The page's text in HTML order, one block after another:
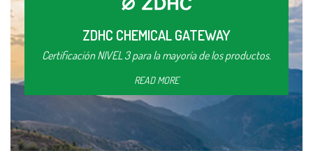
ZDHC CHEMICAL GATEWAY
Certificación NIVEL 3 para la mayoría de los productos.
READ MORE